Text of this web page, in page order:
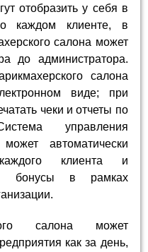
отобразить у себя в
каждом клиенте, в
салона может
до администратора.
салона
виде; при
чеки и отчеты по
управления
автоматически
клиента и
и бонусы в рамках
салона может
как за день,